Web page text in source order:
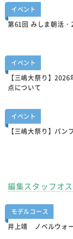
イベント
第61回 みしま朝活・
イベント
【三嶋大祭り】2026
点について
イベント
【三嶋大祭り】パン
編集スタッフオ
モデルコース
井上靖 ノベルウォ